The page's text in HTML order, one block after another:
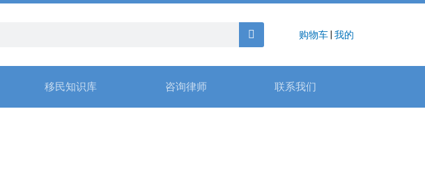
购物车| 我的
移民知识库 咨询律师 联系我们